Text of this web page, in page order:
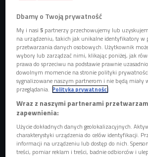
Iluzjonista Y Foto: Martyna Ogonek/Czwórka
- Iluzja jest dziedziną fascynującą, w
techniczne aspekty - mówił gość
wielu iluzjonistów może zaczynać się
Dbamy o Twoją prywatność
My i nasi5 partnerzy przechowujemy lub
na urządzeniu, takich jak unikalne identyfikatory w
przetwarzania danych osobowych. Użytkownik
wybory lub zarządzać nimi, klikając poniżej, jak
prawa do sprzeciwu na podstawie prawnie
dowolnym momencie na stronie polityki
sygnalizowane naszym partnerom i nie będą miały
przeglądania. Polityka prywatności
Wraz z naszymi partnerami
zapewnienia:
Użycie dokładnych danych geolokalizacyjnych.
charakterystyki urządzenia do celów identyfikacji.
informacji na urządzeniu lub dostęp do nich.
treści, pomiar reklam i treści, badnie odbiorców i